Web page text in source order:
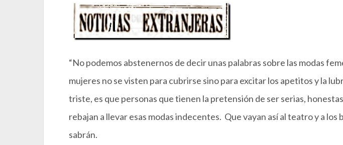
“No podemos abstenernos de decir unas palabras sobre las modas
mujeres no se visten para cubrirse sino para excitar los apetitos y la
triste, es que personas que tienen la pretensión de ser serias,
rebajan a llevar esas modas indecentes. Que vayan así al teatro y a los
sabrán.